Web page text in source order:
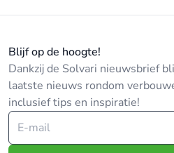
Blijf op de hoogte!
Dankzij de Solvari nieuwsbrief
laatste nieuws rondom
inclusief tips en inspiratie!